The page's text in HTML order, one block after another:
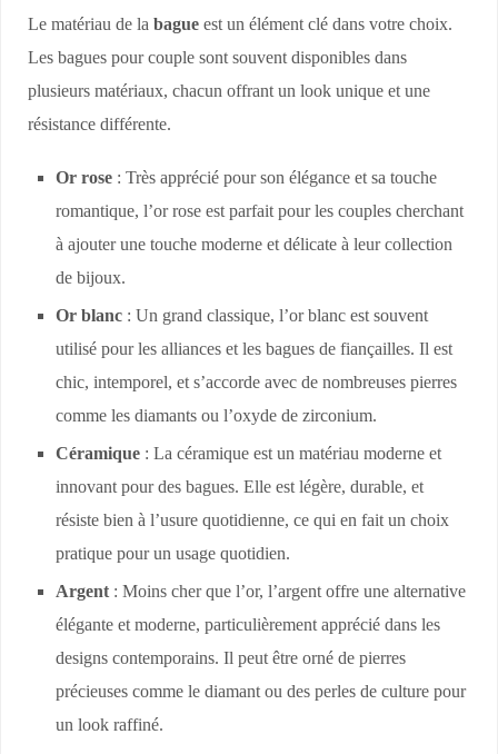
Le matériau de labague est un élément clé dans votre choix.
Les bagues pour couple sont souvent disponibles dans
plusieurs matériaux, chacun offrant un look unique et une
résistance différente.
Or rose : Très apprécié pour son élégance et sa touche
romantique, l’or rose est parfait pour les couples cherchant
à ajouter une touche moderne et délicate à leur collection
de bijoux.
Or blanc : Un grand classique, l’or blanc est souvent
utilisé pour les alliances et les bagues de fiançailles. Il est
chic, intemporel, et s’accorde avec de nombreuses pierres
comme les diamants ou l’oxyde de zirconium.
Céramique : La céramique est un matériau moderne et
innovant pour des bagues. Elle est légère, durable, et
résiste bien à l’usure quotidienne, ce qui en fait un choix
pratique pour un usage quotidien.
Argent: Moins cher que l’or, l’argent offre une alternative
élégante et moderne, particulièrement apprécié dans les
designs contemporains. Il peut être orné de pierres
précieuses comme le diamant ou des perles de culture pour
un look raffiné.